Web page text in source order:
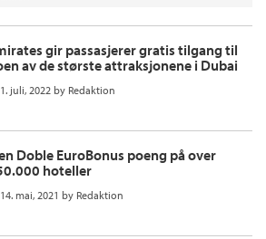
gir passasjerer gratis tilgang til
av de største attraksjonene i Dubai
1. juli, 2022 by Redaktion
Doble EuroBonus poeng på over
hoteller
14. mai, 2021 by Redaktion